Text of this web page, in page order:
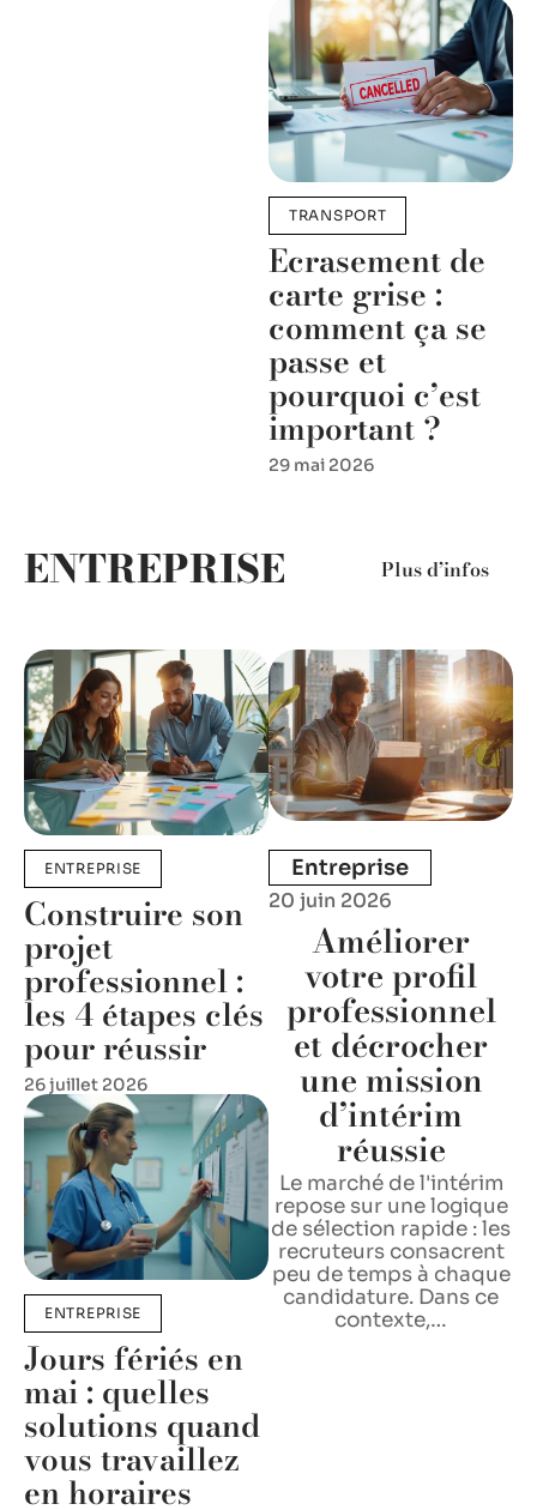
TRANSPORT
Ecrasement de
carte grise :
comment ça se
passe et
pourquoi c’est
important ?
29 mai 2026
ENTREPRISE Plus d’infos
ENTREPRISE
Construire son
projet
professionnel :
les 4 étapes clés
pour réussir
26 juillet 2026
ENTREPRISE
Jours fériés en
mai : quelles
solutions quand
vous travaillez
en horaires
Entreprise
20 juin 2026
Améliorer
votre profil
professionnel
et décrocher
une mission
d’intérim
réussie
Le marché de l'intérim
repose sur une logique
de sélection rapide : les
recruteurs consacrent
peu de temps à chaque
candidature. Dans ce
contexte,…